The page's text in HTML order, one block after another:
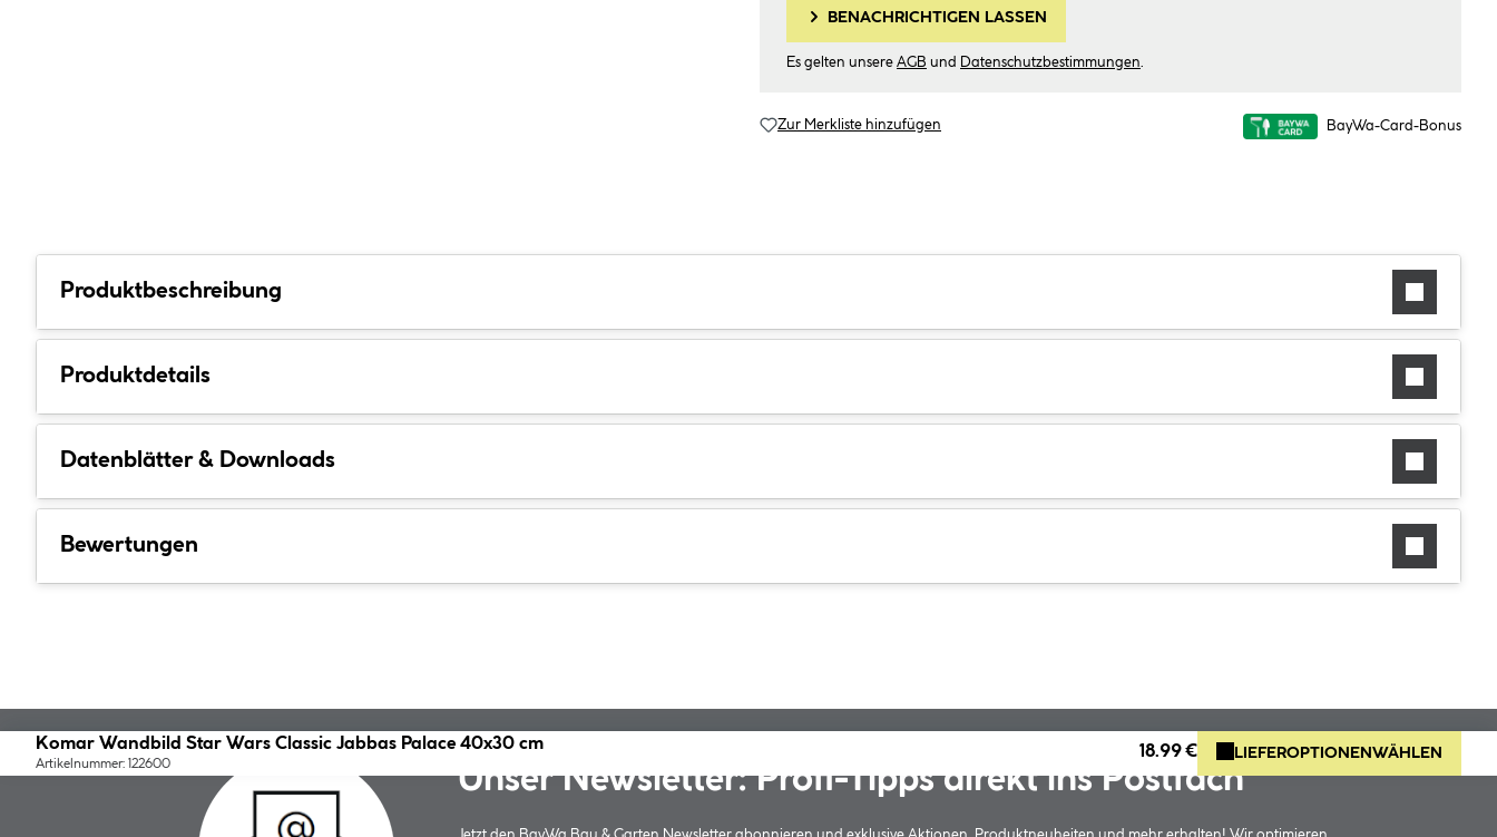
BENACHRICHTIGEN LASSEN
Es gelten unsere AGB und Datenschutzbestimmungen
Zur Merkliste hinzufügen BayWa-Card-Bonus
Produktbeschreibung
Produktdetails
Datenblätter & Downloads
Bewertungen
Komar Wandbild Star Wars Classic Jabbas Palace 40x30 cm
Artikelnummer: 122600
18.99 € LIEFEROPTIONEN WÄHLEN
Unser Newsletter: Profi-Tipps direkt ins Postfach
Jetzt den BayWa Bau & Garten Newsletter abonnieren und exklusive Aktionen, Produktneuheiten und mehr erhalten! Wir optimieren